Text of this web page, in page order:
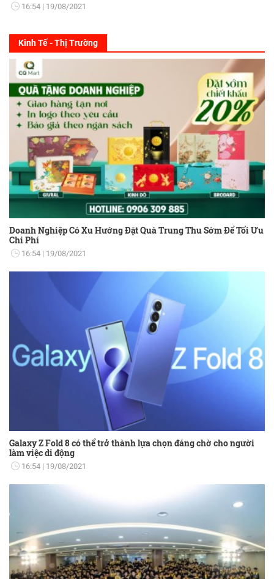
16:54 19/08/2021
Kinh Tế - Thị Trường
Doanh Nghiệp Có Xu Hướng Đặt Quà Trung Thu Sớm Để Tối Ưu
Chi Phí
16:54 19/08/2021
Galaxy Z Fold 8 có thể trở thành lựa chọn đáng chờ cho người
làm việc di động
16:54 19/08/2021